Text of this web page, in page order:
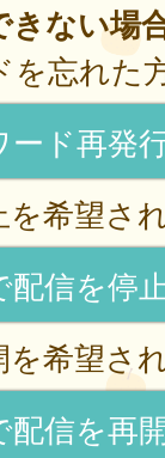
きない場
を忘れた
ード再発
を希望さ
配信を停
を希望さ
配信を再